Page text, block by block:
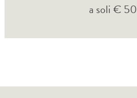
a soli € 50